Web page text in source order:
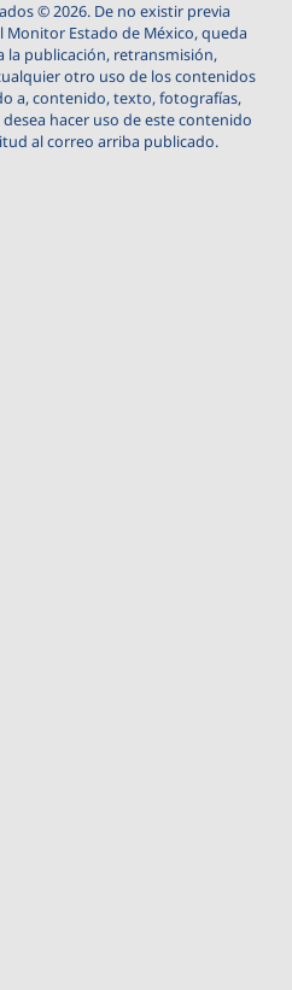
© 2026. De no existir previa
Estado de México, queda
publicación, retransmisión,
otro uso de los contenidos
a, contenido, texto, fotografías,
hacer uso de este contenido
al correo arriba publicado.